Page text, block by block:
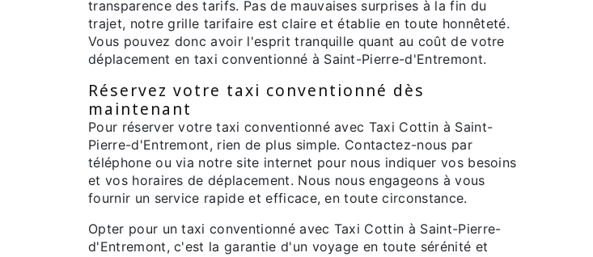
transparence des tarifs. Pas de mauvaises surprises à la fin du
trajet, notre grille tarifaire est claire et établie en toute honnêteté.
Vous pouvez donc avoir l'esprit tranquille quant au coût de votre
déplacement en taxi conventionné à Saint-Pierre-d'Entremont.
Réservez votre taxi conventionné dès
maintenant
Pour réserver votre taxi conventionné avec Taxi Cottin à Saint-
Pierre-d'Entremont, rien de plus simple. Contactez-nous par
téléphone ou via notre site internet pour nous indiquer vos besoins
et vos horaires de déplacement. Nous nous engageons à vous
fournir un service rapide et efficace, en toute circonstance.
Opter pour un taxi conventionné avec Taxi Cottin à Saint-Pierre-
d'Entremont, c'est la garantie d'un voyage en toute sérénité et